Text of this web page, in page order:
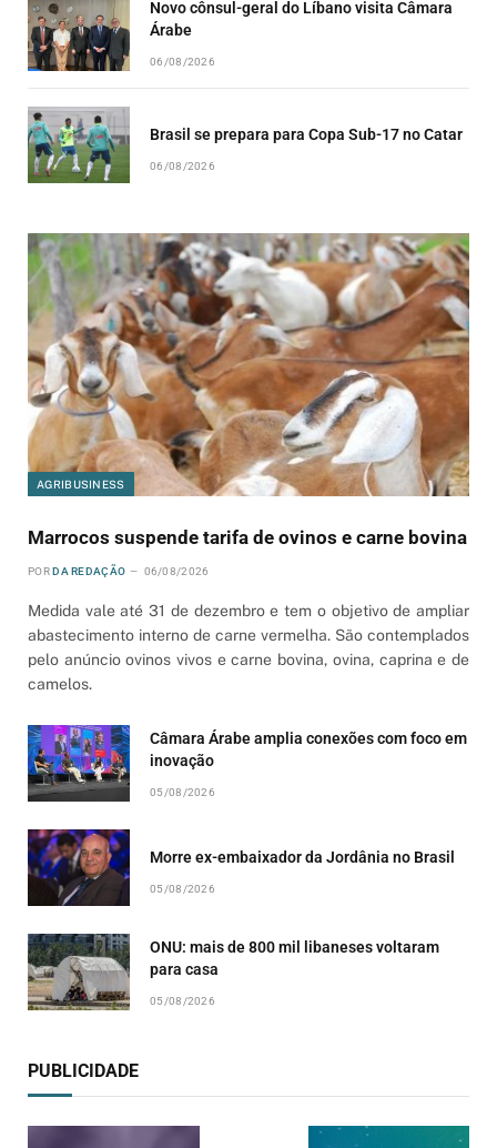
Novo cônsul-geral do Líbano visita Câmara
Árabe
06/08/2026
Brasil se prepara para Copa Sub-17 no Catar
06/08/2026
AGRIBUSINESS
Marrocos suspende tarifa de ovinos e carne bovina
POR DA REDAÇÃO 06/08/2026
Medida vale até 31 de dezembro e tem o objetivo de ampliar
abastecimento interno de carne vermelha. São contemplados
pelo anúncio ovinos vivos e carne bovina, ovina, caprina e de
camelos.
Câmara Árabe amplia conexões com foco em
inovação
05/08/2026
Morre ex-embaixador da Jordânia no Brasil
05/08/2026
ONU: mais de 800 mil libaneses voltaram
para casa
05/08/2026
PUBLICIDADE